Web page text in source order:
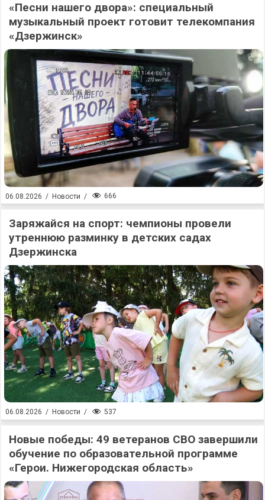
«Песни нашего двора»: специальный
музыкальный проект готовит телекомпания
«Дзержинск»
06.08.2026 / Новости / 666
Заряжайся на спорт: чемпионы провели
утреннюю разминку в детских садах
Дзержинска
06.08.2026 / Новости / 537
Новые победы: 49 ветеранов СВО завершили
обучение по образовательной программе
«Герои. Нижегородская область»